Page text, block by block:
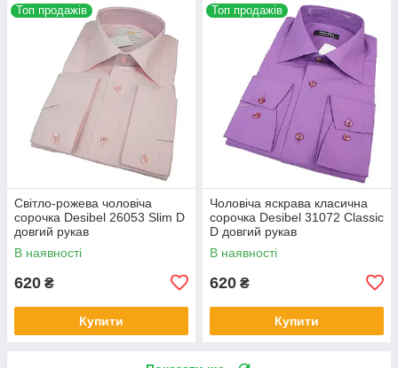
Топ продажів
Світло-рожева чоловіча
сорочка Desibel 26053 Slim D
довгий рукав
В наявності
620 ₴
Купити
Топ продажів
Чоловіча яскрава класична
сорочка Desibel 31072 Classic
D довгий рукав
В наявності
620 ₴
Купити